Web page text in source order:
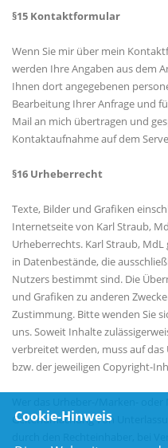
§15 Kontaktformular
Wenn Sie mir über mein
werden Ihre Angaben aus dem
Ihnen dort angegebenen
Bearbeitung Ihrer Anfrage und
Mail an mich übertragen und
Kontaktaufnahme auf dem
§16 Urheberrecht
Texte, Bilder und Grafiken
Internetseite von Karl Straub,
Urheberrechts. Karl Straub,
in Datenbestände, die
Nutzers bestimmt sind. Die
und Grafiken zu anderen
Zustimmung. Bitte wenden Sie
uns. Soweit Inhalte
verbreitet werden, muss auf
bzw. der jeweiligen Copyright-
Geltendmachung von
Cookie-Hinweis